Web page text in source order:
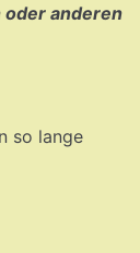
oder anderen
so lange